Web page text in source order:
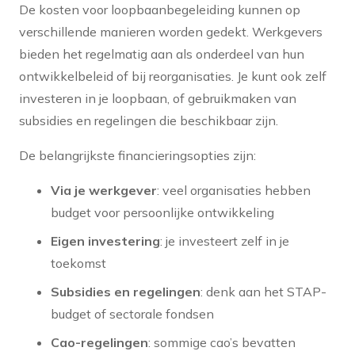
De kosten voor loopbaanbegeleiding kunnen op
verschillende manieren worden gedekt. Werkgevers
bieden het regelmatig aan als onderdeel van hun
ontwikkelbeleid of bij reorganisaties. Je kunt ook zelf
investeren in je loopbaan, of gebruikmaken van
subsidies en regelingen die beschikbaar zijn.
De belangrijkste financieringsopties zijn:
Via je werkgever: veel organisaties hebben
budget voor persoonlijke ontwikkeling
Eigen investering: je investeert zelf in je
toekomst
Subsidies en regelingen: denk aan het STAP-
budget of sectorale fondsen
Cao-regelingen: sommige cao’s bevatten